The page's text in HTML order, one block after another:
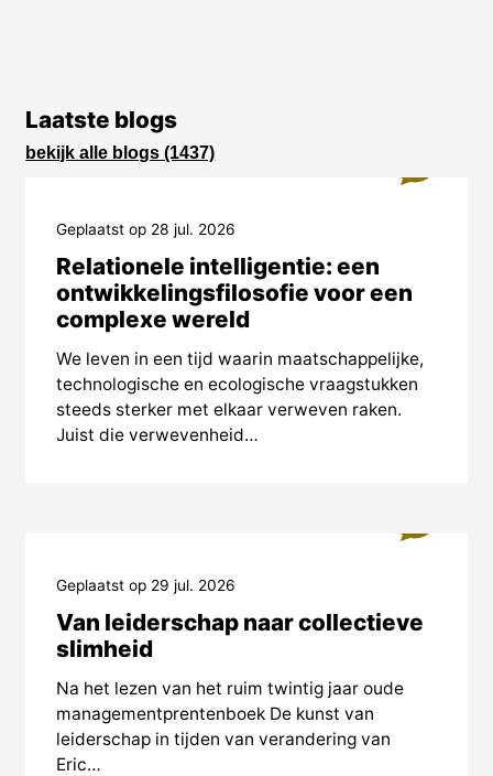
Laatste blogs
bekijk alle blogs (1437)
Geplaatst op 28 jul. 2026
Relationele intelligentie: een
ontwikkelingsfilosofie voor een
complexe wereld
We leven in een tijd waarin maatschappelijke,
technologische en ecologische vraagstukken
steeds sterker met elkaar verweven raken.
Juist die verwevenheid…
Geplaatst op 29 jul. 2026
Van leiderschap naar collectieve
slimheid
Na het lezen van het ruim twintig jaar oude
managementprentenboek De kunst van
leiderschap in tijden van verandering van
Eric…